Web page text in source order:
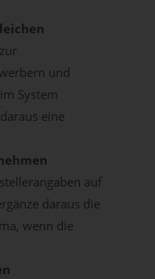
und
System
eine
auf
daraus die
wenn die